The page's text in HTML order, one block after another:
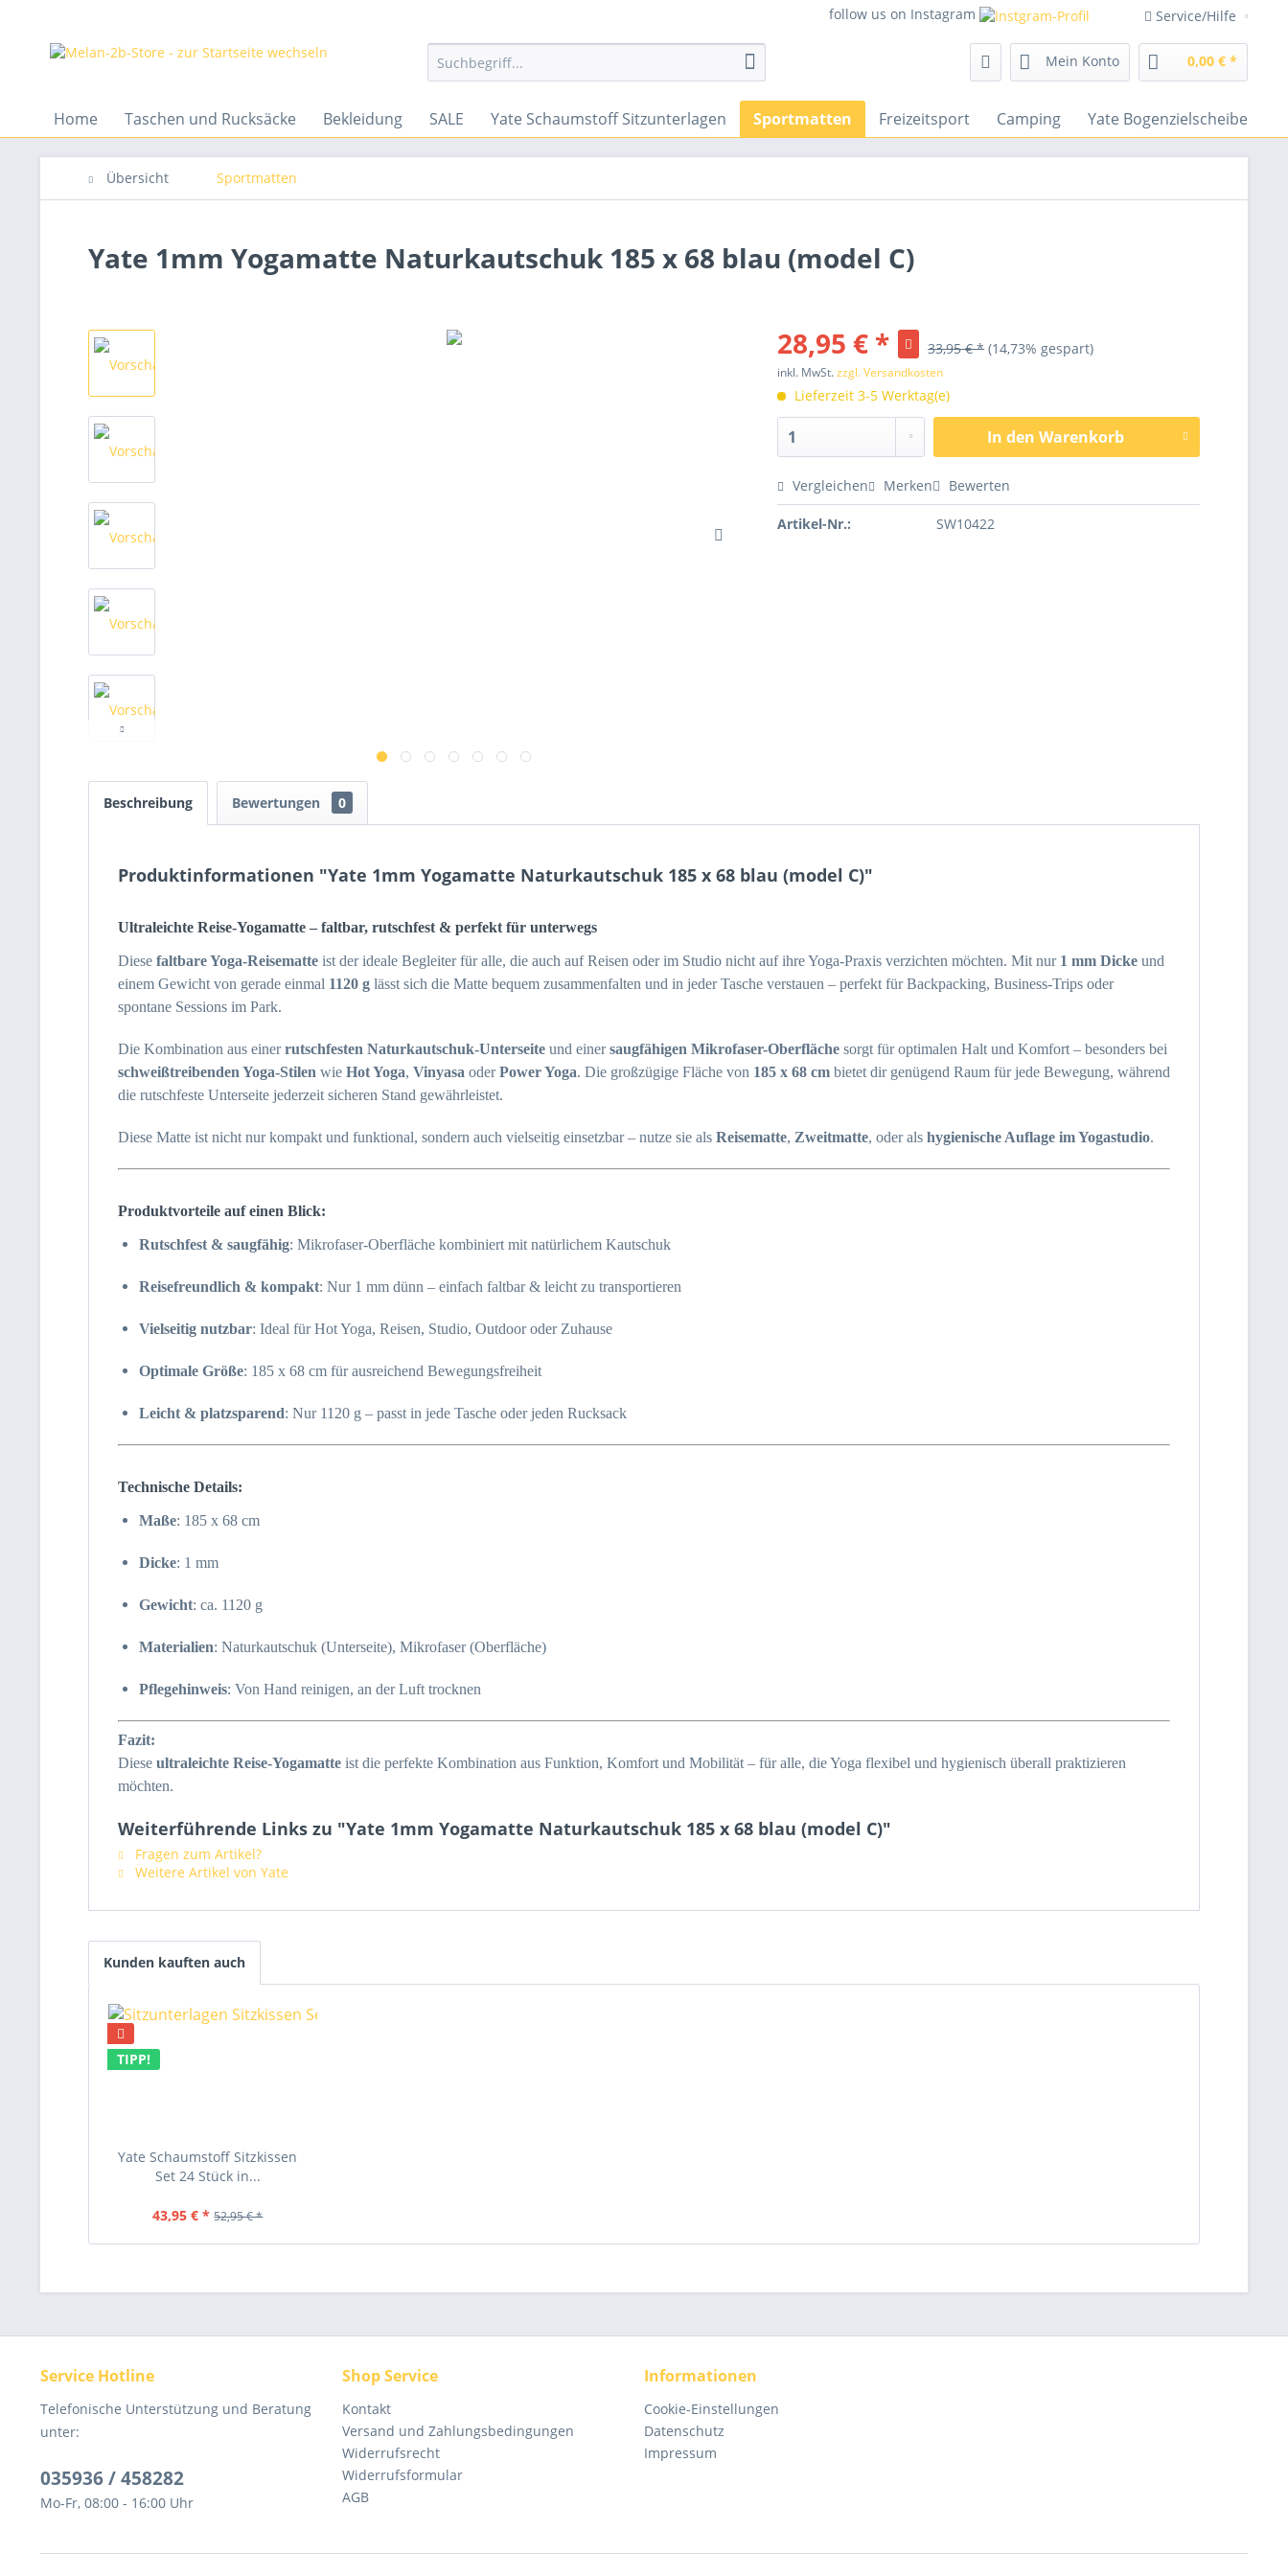
Service/Hilfe
follow us on Instagram
Mein Konto 0,00 € *
Home Taschen und Rucksäcke Bekleidung SALE Yate Schaumstoff Sitzunterlagen Sportmatten Freizeitsport Camping Yate Bogenzielscheiben
Übersicht Sportmatten
Yate 1mm Yogamatte Naturkautschuk 185 x 68 blau (model C)
28,95 € * 33,95 € * (14,73% gespart)
inkl. MwSt.zzgl. Versandkosten
Lieferzeit 3-5 Werktag(e)
In den Warenkorb
Vergleichen Merken Bewerten
Artikel-Nr.: SW10422
Beschreibung Bewertungen 0
Produktinformationen "Yate 1mm Yogamatte Naturkautschuk 185 x 68 blau (model C)"
Ultraleichte Reise-Yogamatte – faltbar, rutschfest & perfekt für unterwegs
Diese faltbare Yoga-Reisematte ist der ideale Begleiter für alle, die auch auf Reisen oder im Studio nicht auf ihre Yoga-Praxis verzichten möchten. Mit nur 1 mm Dicke und
einem Gewicht von gerade einmal 1120 g lässt sich die Matte bequem zusammenfalten und in jeder Tasche verstauen – perfekt für Backpacking, Business-Trips oder
spontane Sessions im Park.
Die Kombination aus einerrutschfesten Naturkautschuk-Unterseite und einersaugfähigen Mikrofaser-Oberfläche sorgt für optimalen Halt und Komfort – besonders bei
schweißtreibenden Yoga-Stilen wie Hot Yoga, Vinyasa oderPower Yoga. Die großzügige Fläche von 185 x 68 cm bietet dir genügend Raum für jede Bewegung, während
die rutschfeste Unterseite jederzeit sicheren Stand gewährleistet.
Diese Matte ist nicht nur kompakt und funktional, sondern auch vielseitig einsetzbar – nutze sie als Reisematte, Zweitmatte, oder als hygienische Auflage im Yogastudio.
Produktvorteile auf einen Blick:
Rutschfest & saugfähig: Mikrofaser-Oberfläche kombiniert mit natürlichem Kautschuk
Reisefreundlich & kompakt: Nur 1 mm dünn – einfach faltbar & leicht zu transportieren
Vielseitig nutzbar: Ideal für Hot Yoga, Reisen, Studio, Outdoor oder Zuhause
Optimale Größe: 185 x 68 cm für ausreichend Bewegungsfreiheit
Leicht & platzsparend: Nur 1120 g – passt in jede Tasche oder jeden Rucksack
Technische Details:
Maße: 185 x 68 cm
Dicke: 1 mm
Gewicht: ca. 1120 g
Materialien: Naturkautschuk (Unterseite), Mikrofaser (Oberfläche)
Pflegehinweis: Von Hand reinigen, an der Luft trocknen
Fazit:
Diese ultraleichte Reise-Yogamatte ist die perfekte Kombination aus Funktion, Komfort und Mobilität – für alle, die Yoga flexibel und hygienisch überall praktizieren
möchten.
Weiterführende Links zu "Yate 1mm Yogamatte Naturkautschuk 185 x 68 blau (model C)"
Fragen zum Artikel?
Weitere Artikel von Yate
Kunden kauften auch
TIPP!
Yate Schaumstoff Sitzkissen
Set 24 Stück in...
43,95 € * 52,95 € *
Service Hotline
Telefonische Unterstützung und Beratung
unter:
035936 / 458282
Mo-Fr, 08:00 - 16:00 Uhr
Shop Service
Kontakt
Versand und Zahlungsbedingungen
Widerrufsrecht
Widerrufsformular
AGB
Informationen
Cookie-Einstellungen
Datenschutz
Impressum